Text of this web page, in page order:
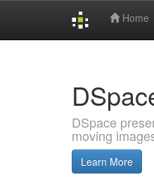
Home
DSpace
moving
Learn More